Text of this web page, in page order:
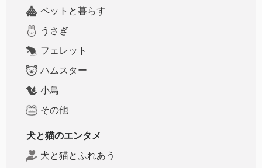
ペットと暮らす
うさぎ
フェレット
ハムスター
小鳥
その他
犬と猫のエンタメ
犬と猫とふれあう